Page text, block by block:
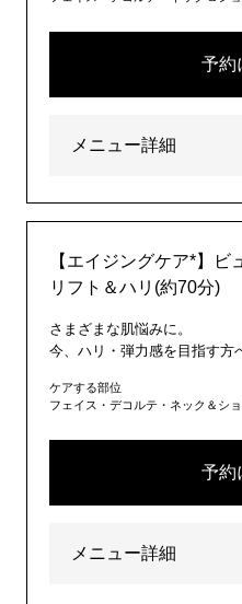
予約
メニュー詳細
【エイジングケア*】ビ
リフト＆ハリ(約70分)
さまざまな肌悩みに。
今、ハリ・弾力感を目指す方
ケアする部位
フェイス・デコルテ・ネック＆シ
予約
メニュー詳細